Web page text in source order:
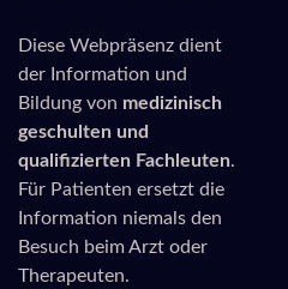
Diese Webpräsenz dient
der Information und
Bildung von medizinisch
geschulten und
qualifizierten Fachleuten.
Für Patienten ersetzt die
Information niemals den
Besuch beim Arzt oder
Therapeuten.